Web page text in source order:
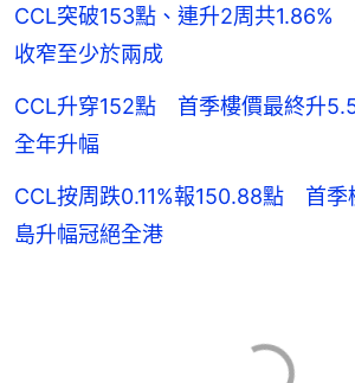
CCL突破153點、連升2周共1.86%
收窄至少於兩成
CCL升穿152點 首季樓價最終升
全年升幅
CCL按周跌0.11%報150.88點 首
島升幅冠絕全港